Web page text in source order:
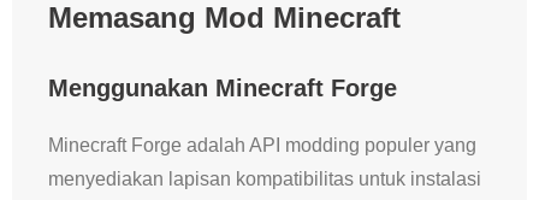
Memasang Mod Minecraft
Menggunakan Minecraft Forge
Minecraft Forge adalah API modding populer yang
menyediakan lapisan kompatibilitas untuk instalasi